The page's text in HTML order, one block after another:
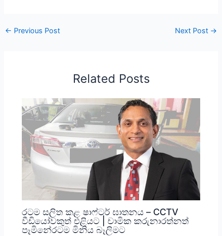
← Previous Post Next Post →
Related Posts
රටම සලිත කළ ෂාෆ්ටර් ඝාතනය – CCTV
වීඩියෝවකුත් එළියට | චාමික කරුනාරත්නත්
පෑමිනේරටම මිනිය බෑලිමට